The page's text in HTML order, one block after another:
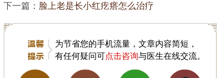
下一篇： 脸上老是长小红疙瘩怎么治疗
为节省您的手机流量，文章内容简短，
有任何疑问可点击咨询与医生在线交流。